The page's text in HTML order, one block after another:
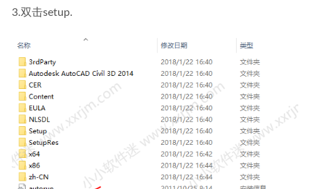
3.双击setup.